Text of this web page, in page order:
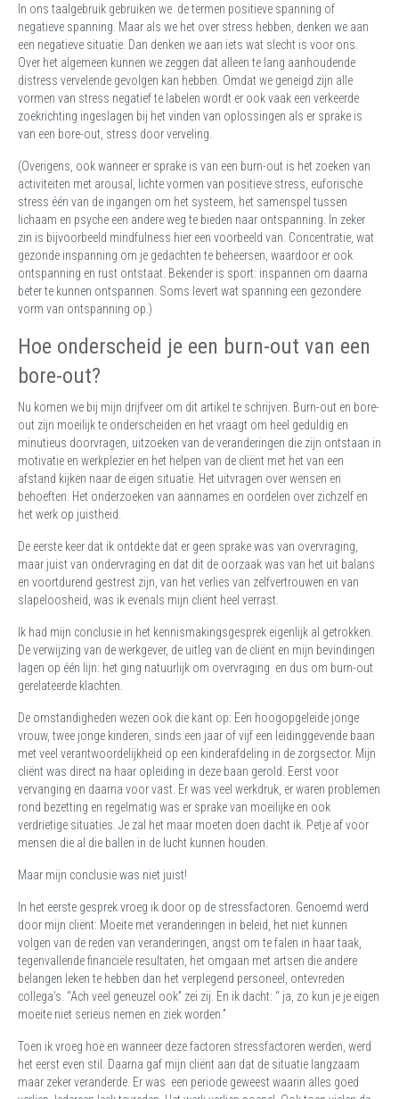
In ons taalgebruik gebruiken we de termen positieve spanning of
negatieve spanning. Maar als we het over stress hebben, denken we aan
een negatieve situatie. Dan denken we aan iets wat slecht is voor ons.
Over het algemeen kunnen we zeggen dat alleen te lang aanhoudende
distress vervelende gevolgen kan hebben. Omdat we geneigd zijn alle
vormen van stress negatief te labelen wordt er ook vaak een verkeerde
zoekrichting ingeslagen bij het vinden van oplossingen als er sprake is
van een bore-out, stress door verveling.
(Overigens, ook wanneer er sprake is van een burn-out is het zoeken van
activiteiten met arousal, lichte vormen van positieve stress, euforische
stress één van de ingangen om het systeem, het samenspel tussen
lichaam en psyche een andere weg te bieden naar ontspanning. In zeker
zin is bijvoorbeeld mindfulness hier een voorbeeld van. Concentratie, wat
gezonde inspanning om je gedachten te beheersen, waardoor er ook
ontspanning en rust ontstaat. Bekender is sport: inspannen om daarna
beter te kunnen ontspannen. Soms levert wat spanning een gezondere
vorm van ontspanning op.)
Hoe onderscheid je een burn-out van een
bore-out?
Nu komen we bij mijn drijfveer om dit artikel te schrijven. Burn-out en bore-
out zijn moeilijk te onderscheiden en het vraagt om heel geduldig en
minutieus doorvragen, uitzoeken van de veranderingen die zijn ontstaan in
motivatie en werkplezier en het helpen van de cliënt met het van een
afstand kijken naar de eigen situatie. Het uitvragen over wensen en
behoeften. Het onderzoeken van aannames en oordelen over zichzelf en
het werk op juistheid.
De eerste keer dat ik ontdekte dat er geen sprake was van overvraging,
maar juist van ondervraging en dat dit de oorzaak was van het uit balans
en voortdurend gestrest zijn, van het verlies van zelfvertrouwen en van
slapeloosheid, was ik evenals mijn cliënt heel verrast.
Ik had mijn conclusie in het kennismakingsgesprek eigenlijk al getrokken.
De verwijzing van de werkgever, de uitleg van de cliënt en mijn bevindingen
lagen op één lijn: het ging natuurlijk om overvraging en dus om burn-out
gerelateerde klachten.
De omstandigheden wezen ook die kant op: Een hoogopgeleide jonge
vrouw, twee jonge kinderen, sinds een jaar of vijf een leidinggevende baan
met veel verantwoordelijkheid op een kinderafdeling in de zorgsector. Mijn
cliënt was direct na haar opleiding in deze baan gerold. Eerst voor
vervanging en daarna voor vast. Er was veel werkdruk, er waren problemen
rond bezetting en regelmatig was er sprake van moeilijke en ook
verdrietige situaties. Je zal het maar moeten doen dacht ik. Petje af voor
mensen die al die ballen in de lucht kunnen houden.
Maar mijn conclusie was niet juist!
In het eerste gesprek vroeg ik door op de stressfactoren. Genoemd werd
door mijn cliënt: Moeite met veranderingen in beleid, het niet kunnen
volgen van de reden van veranderingen, angst om te falen in haar taak,
tegenvallende financiële resultaten, het omgaan met artsen die andere
belangen leken te hebben dan het verplegend personeel, ontevreden
collega’s. “Ach veel geneuzel ook” zei zij. En ik dacht: “ ja, zo kun je je eigen
moeite niet serieus nemen en ziek worden.”
Toen ik vroeg hoe en wanneer deze factoren stressfactoren werden, werd
het eerst even stil. Daarna gaf mijn cliënt aan dat de situatie langzaam
maar zeker veranderde. Er was een periode geweest waarin alles goed